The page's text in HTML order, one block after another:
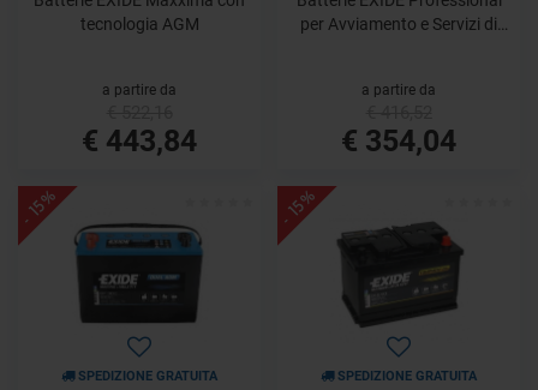
tecnologia AGM
a partire da
€ 443,84
per Avviamento e Servizi di
a partire da
€ 354,04
- 15%
SPEDIZIONE GRATUITA
- 15%
SPEDIZIONE GRATUITA